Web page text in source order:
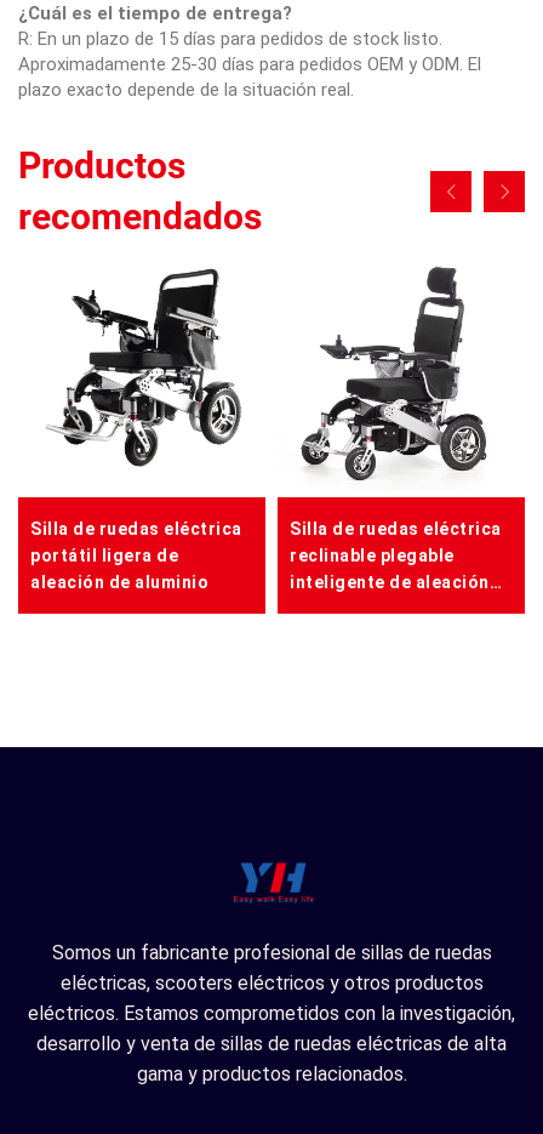
¿Cuál es el tiempo de entrega?
R: En un plazo de 15 días para pedidos de stock listo.
Aproximadamente 25-30 días para pedidos OEM y ODM. El
plazo exacto depende de la situación real.
Productos
recomendados
Silla de ruedas eléctrica
portátil ligera de
aleación de aluminio
Silla de ruedas eléctrica
reclinable plegable
inteligente de aleación
Somos un fabricante profesional de sillas de ruedas
eléctricas, scooters eléctricos y otros productos
eléctricos. Estamos comprometidos con la investigación,
desarrollo y venta de sillas de ruedas eléctricas de alta
gama y productos relacionados.